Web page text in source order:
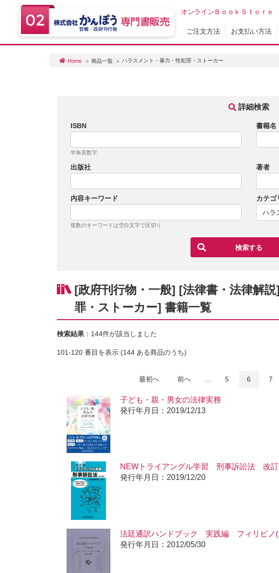
オンラインＢｏｏｋＳｔｏｒｅ
ご注文方法 お支払い方法
Home 商品一覧 ハラスメント・暴力・性犯罪・ストーカー
詳細検索
ISBN
半角英数字
書籍名
出版社 著者
内容キーワード
複数のキーワードは空白文字で区切り
カテゴ
[政府刊行物・一般] [法律書・法律解
罪・ストーカー] 書籍一覧
検索結果 ：144件が該当しました
101-120 番目を表示 (144 ある商品のうち)
最初へ 前へ 5 6 7
子ども・親・男女の法律実務
発行年月日：2019/12/13
NEWトライアングル学習 刑事訴訟法 改訂
発行年月日：2019/12/20
法廷通訳ハンドブック 実践編 フィリピノ
発行年月日：2012/05/30